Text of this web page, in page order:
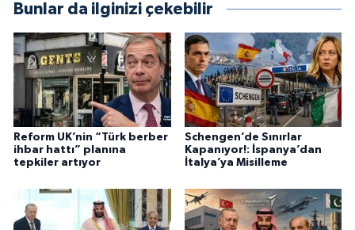
Bunlar da ilginizi çekebilir
Reform UK’nin “Türk berber
ihbar hattı” planına
tepkiler artıyor
Schengen’de Sınırlar
Kapanıyor!: İspanya’dan
İtalya’ya Misilleme